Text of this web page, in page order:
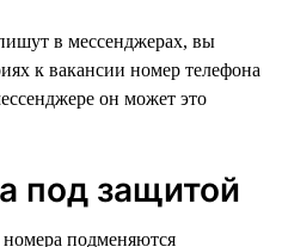
в мессенджерах, вы
к вакансии номер телефона
он может это
под защитой
номера подменяются